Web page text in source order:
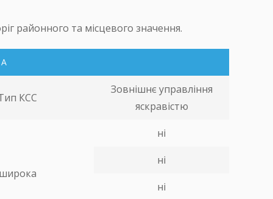
районного та місцевого значення.
КСС
Зовнішнє управління
яскравістю
ні
ні
ні